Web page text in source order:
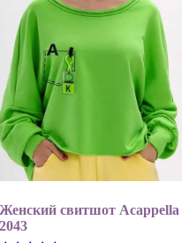
Женский свитшот Acappella
2043